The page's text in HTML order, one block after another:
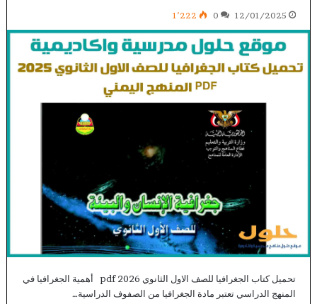
12/01/2025
0 1٬222
تحميل كتاب الجغرافيا للصف الاول الثانوي 2026 pdf أهمية الجغرافيا في
المنهج الدراسي تعتبر مادة الجغرافيا من الصفوف الدراسية…